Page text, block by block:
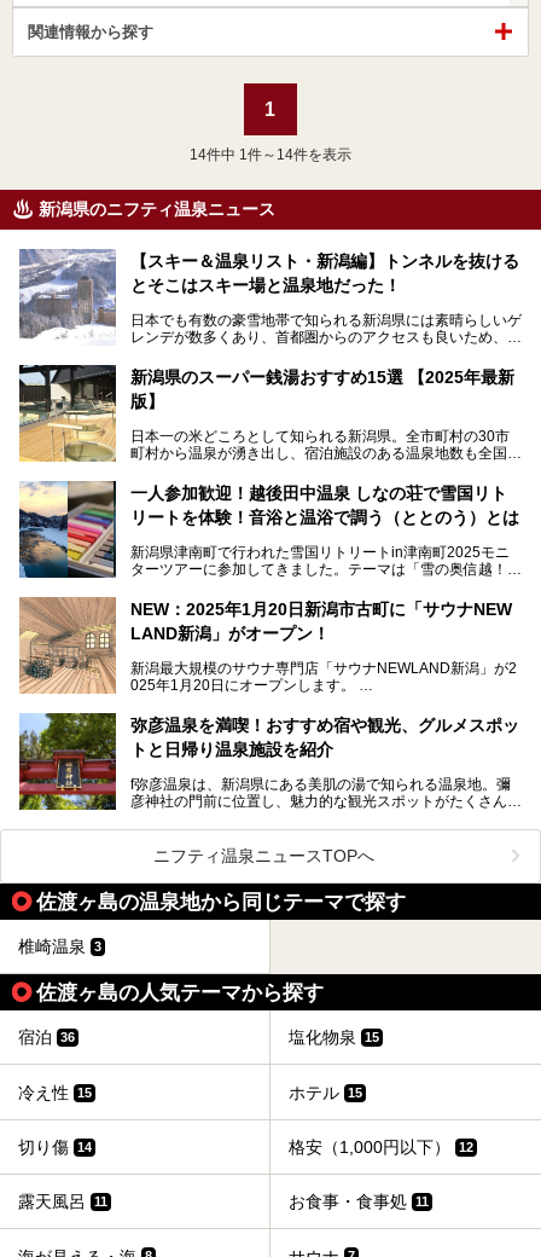
関連情報から探す
1
14件中 1件～14件を表示
新潟県のニフティ温泉ニュース
【スキー＆温泉リスト・新潟編】トンネルを抜ける
とそこはスキー場と温泉地だった！
日本でも有数の豪雪地帯で知られる新潟県には素晴らしいゲ
レンデが数多くあり、首都圏からのアクセスも良いため、関
た全域にわたって月岡、赤倉、松之山、燕、妙高、岩室など
など、古くは文豪にも愛された歴史ある老舗温泉地が多いこ
とで知られています。
めに訪れたい、新潟県内にあるスキー場そばの温泉地をまと
めました。
新潟県のスーパー銭湯おすすめ15選 【2025年最新
版】
日本一の米どころとして知られる新潟県。全市町村の30市
町村から温泉が湧き出し、宿泊施設のある温泉地数も全国有
温泉が利用ができる宿泊施設も多く、スーパー銭湯も多彩な
サービスを提供する施設がいろいろ。
観光やレジャーに温泉を組み合わせれば、旅はさらに充実し
します。
一人参加歓迎！越後田中温泉 しなの荘で雪国リト
リートを体験！音浴と温浴で調う（ととのう）とは
新潟県津南町で行われた雪国リトリートin津南町2025モニ
ターツアーに参加してきました。テーマは「雪の奥信越！音
温泉ライターとして「温浴」は頻繁に体験していますが、
「音浴」とは果たしてどんな体験なのでしょう？とても気に
なお、宿泊した温泉は日帰り入浴もできる秘湯「越後田中温
泉 しなの荘」です。こちらについても詳しく紹介します。
提供元：一般社団法人 雪国観光舎【PR】
す。
NEW：2025年1月20日新潟市古町に「サウナNEW
LAND新潟」がオープン！
新潟最大規模のサウナ専門店「サウナNEWLAND新潟」が2
025年1月20日にオープンします。
街に再び笑顔と賑わいを取り戻し、新たなランドマークとし
て地域活性化を目指します。
サウナ室のテーマは「海賊船」‥⁉ ユニークなサウナ室を
弥彦温泉を満喫！おすすめ宿や観光、グルメスポッ
トと日帰り温泉施設を紹介
f弥彦温泉は、新潟県にある美肌の湯で知られる温泉地。彌
彦神社の門前に位置し、魅力的な観光スポットがたくさんあ
この記事では、弥彦温泉の宿泊に最適なおすすめ宿や、日帰
り施設、グルメスポット、弥彦の自然を堪能できる観光スポ
ットをご紹介します。初めての弥彦温泉旅行を計画している
方に向けて、弥彦温泉の魅力を存分にお伝えしますので、ぜ
ひ参考にしてみてくださいね！
ニフティ温泉ニュースTOPへ
佐渡ヶ島の温泉地から同じテーマで探す
椎崎温泉 3
佐渡ヶ島の人気テーマから探す
宿泊 36 塩化物泉 15
冷え性 15 ホテル 15
切り傷 14 格安（1,000円以下） 12
露天風呂 11 お食事・食事処 11